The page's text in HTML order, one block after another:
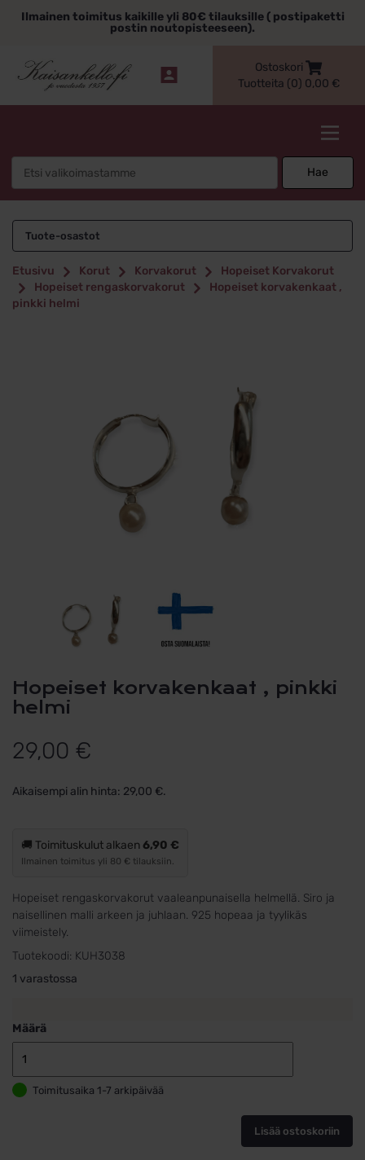
sisältöönIlmainen toimitus kaikille yli 80€ tilauksille ( postipaketti
postin noutopisteeseen).
Ostoskori
Tuotteita (0) 0,00 €
Hae
Tuote-osastot
Etusivu Korut Korvakorut
Hopeiset Korvakorut
Hopeiset rengaskorvakorut
Hopeiset korvakenkaat ,
pinkki helmi
Hopeiset korvakenkaat , pinkki
helmi
29,00 €
Aikaisempi alin hinta: 29,00 €.
🚚 Toimituskulut alkaen6,90 €
Ilmainen toimitus yli 80 € tilauksiin.
Hopeiset rengaskorvakorut vaaleanpunaisella helmellä. Siro ja
naisellinen malli arkeen ja juhlaan. 925 hopeaa ja tyylikäs
viimeistely.
Tuotekoodi: KUH3038
1 varastossa
Määrä
pinkki
helmi
määrä
Toimitusaika 1-7 arkipäivää
Lisää ostoskoriin